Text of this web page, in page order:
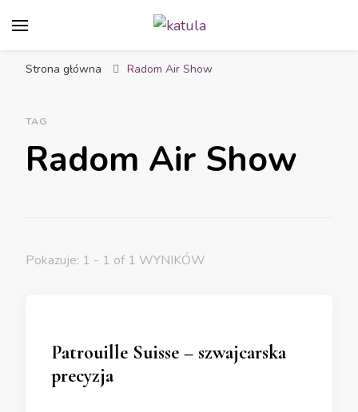
Strona główna Radom Air Show
TAG
Radom Air Show
Pokazuje: 1 - 1 of 1 WYNIKÓW
Patrouille Suisse – szwajcarska
precyzja